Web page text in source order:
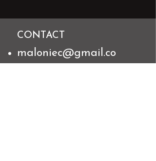
CONTACT
maloniec@gmail.co
m